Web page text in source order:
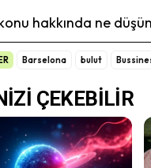
hakkında ne
Barselona bulut